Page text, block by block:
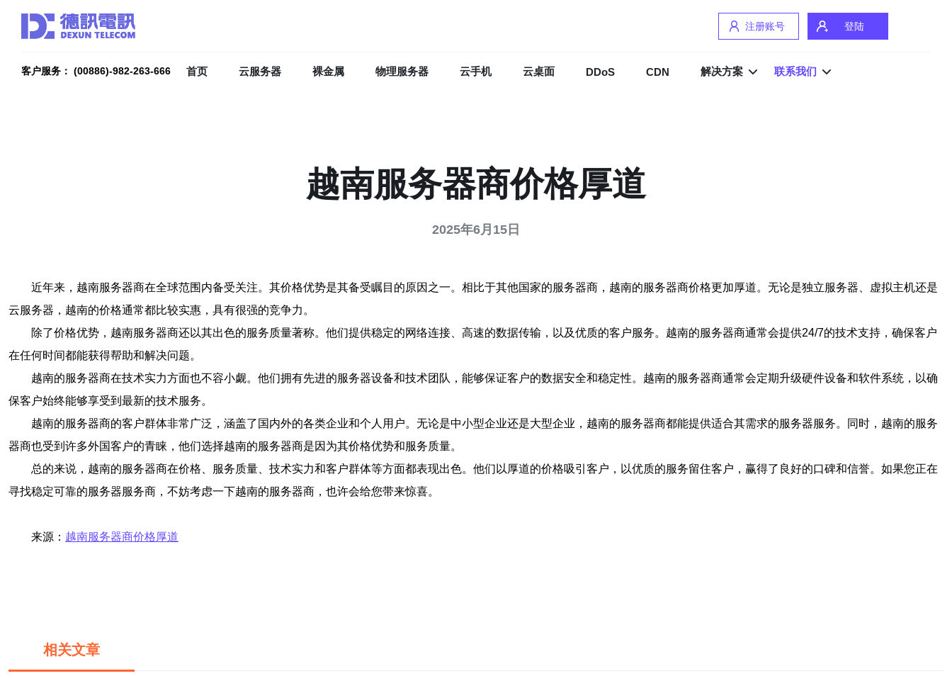
注册账号 登陆
客户服务： (00886)-982-263-666 首页 云服务器 裸金属 物理服务器 云手机 云桌面 DDoS CDN 解决方案 联系我们
越南服务器商价格厚道
2025年6月15日
近年来，越南服务器商在全球范围内备受关注。其价格优势是其备受瞩目的原因之一。相比于其他国家的服务器商，越南的服务器商价格更加厚道。无论是独立服务器、虚拟主机还是
云服务器，越南的价格通常都比较实惠，具有很强的竞争力。
除了价格优势，越南服务器商还以其出色的服务质量著称。他们提供稳定的网络连接、高速的数据传输，以及优质的客户服务。越南的服务器商通常会提供24/7的技术支持，确保客户
在任何时间都能获得帮助和解决问题。
越南的服务器商在技术实力方面也不容小觑。他们拥有先进的服务器设备和技术团队，能够保证客户的数据安全和稳定性。越南的服务器商通常会定期升级硬件设备和软件系统，以确
保客户始终能够享受到最新的技术服务。
越南的服务器商的客户群体非常广泛，涵盖了国内外的各类企业和个人用户。无论是中小型企业还是大型企业，越南的服务器商都能提供适合其需求的服务器服务。同时，越南的服务
器商也受到许多外国客户的青睐，他们选择越南的服务器商是因为其价格优势和服务质量。
总的来说，越南的服务器商在价格、服务质量、技术实力和客户群体等方面都表现出色。他们以厚道的价格吸引客户，以优质的服务留住客户，赢得了良好的口碑和信誉。如果您正在
寻找稳定可靠的服务器服务商，不妨考虑一下越南的服务器商，也许会给您带来惊喜。
来源： 越南服务器商价格厚道
相关文章